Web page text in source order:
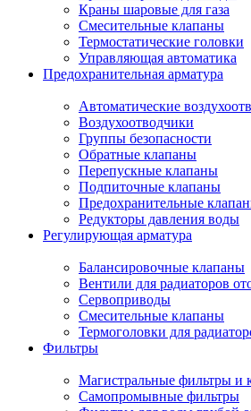
Краны шаровые для газа
Смесительные клапаны
Термостатические головки
Управляющая автоматика
Предохранительная арматура
Автоматические
Воздухоотводчики
Группы безопасности
Обратные клапаны
Перепускные клапаны
Подпиточные клапаны
Предохранительные
Редукторы давления воды
Регулирующая арматура
Балансировочные клапаны
Вентили для радиаторов
Сервоприводы
Смесительные клапаны
Термоголовки для
Фильтры
Магистральные фильтры и
Самопромывные фильтры